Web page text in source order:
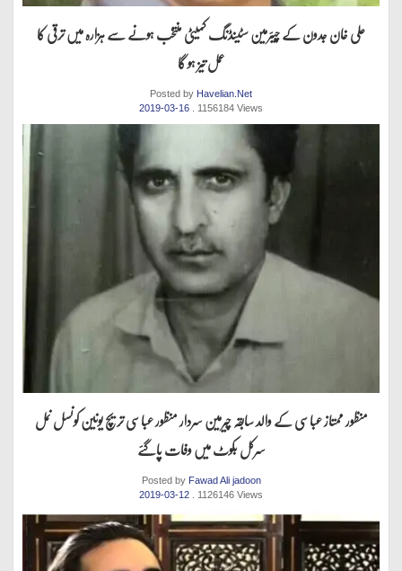
علی خان جدون کے چیئرمین سٹینڈنگ کمیٹی منتخب ہونے سے ہزارہ میں ترقی کا
عمل تیز ہو گا
Posted by Havelian.Net
2019-03-16 . 1156184 Views
منظور ممتاز عباسی کے والد سابقہ چیرمین سردار منظور عباسی تریچ یونین کونسل نمل
سرکل بکوٹ میں وفات پاگئے
Posted by Fawad Ali jadoon
2019-03-12
. 1126146 Views